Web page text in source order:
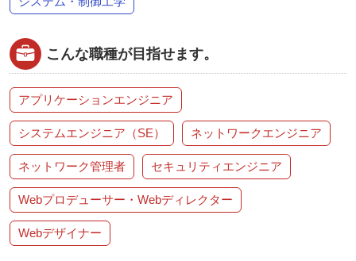
こんな職種が目指せます。
アプリケーションエンジニア
システムエンジニア（SE） ネットワークエンジニア
ネットワーク管理者 セキュリティエンジニア
Webプロデューサー・Webディレクター
Webデザイナー